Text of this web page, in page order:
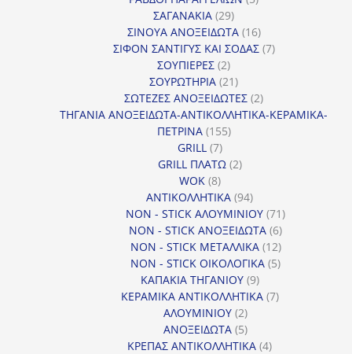
ΣΑΓΑΝΑΚΙΑ 2929
προϊόντα
ΣΙΝΟΥΑ ΑΝΟΞΕΙΔΩΤΑ 1616
προϊόντα
ΣΙΦΟΝ ΣΑΝΤΙΓΥΣ ΚΑΙ ΣΟΔΑΣ 77
ΣΟΥΠΙΕΡΕΣ 22
προϊόντα
ΣΟΥΡΩΤΗΡΙΑ 2121
προϊόντα
ΣΩΤΕΖΕΣ ΑΝΟΞΕΙΔΩΤΕΣ 22
προϊόντα
ΤΗΓΑΝΙΑ ΑΝΟΞΕΙΔΩΤΑ-ΑΝΤΙΚΟΛΛΗΤΙΚΑ-ΚΕΡΑΜΙΚΑ-
ΠΕΤΡΙΝΑ 155155
GRILL 77
προϊόντα
GRILL ΠΛΑΤΩ 22
WOK 88
προϊόντα
ΑΝΤΙΚΟΛΛΗΤΙΚΑ 9494
προϊόντα
NON - STICK ΑΛΟΥΜΙΝΙΟΥ 7171
προϊόντα
NON - STICK ΑΝΟΞΕΙΔΩΤΑ 66
προϊόντα
NON - STICK ΜΕΤΑΛΛΙΚΑ 1212
προϊόντα
NON - STICK ΟΙΚΟΛΟΓΙΚΑ 55
ΚΑΠΑΚΙΑ ΤΗΓΑΝΙΟΥ 99
προϊόντα
ΚΕΡΑΜΙΚΑ ΑΝΤΙΚΟΛΛΗΤΙΚΑ 77
ΑΛΟΥΜΙΝΙΟΥ 22
προϊόντα
ΑΝΟΞΕΙΔΩΤΑ 55
προϊόντα
ΚΡΕΠΑΣ ΑΝΤΙΚΟΛΛΗΤΙΚΑ 44